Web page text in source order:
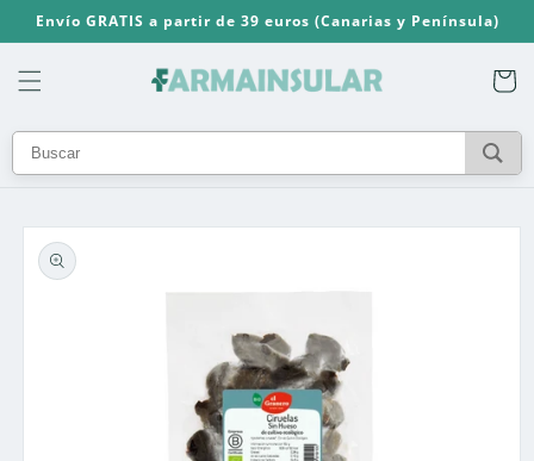
directamente
al contenido
Envío GRATIS a partir de 39 euros (Canarias y Península)
Carrito
directamente
a la
información